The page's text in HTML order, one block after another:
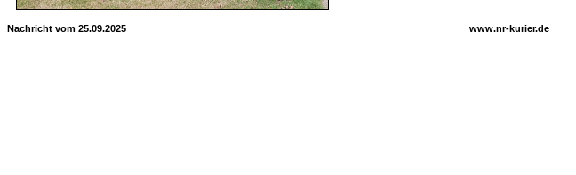
Nachricht vom 25.09.2025 www.nr-kurier.de